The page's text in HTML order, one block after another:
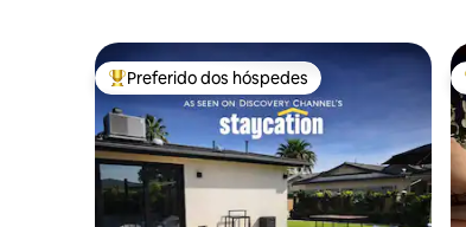
Entre os melhores preferidos dos hóspedes
Preferido dos hóspedes